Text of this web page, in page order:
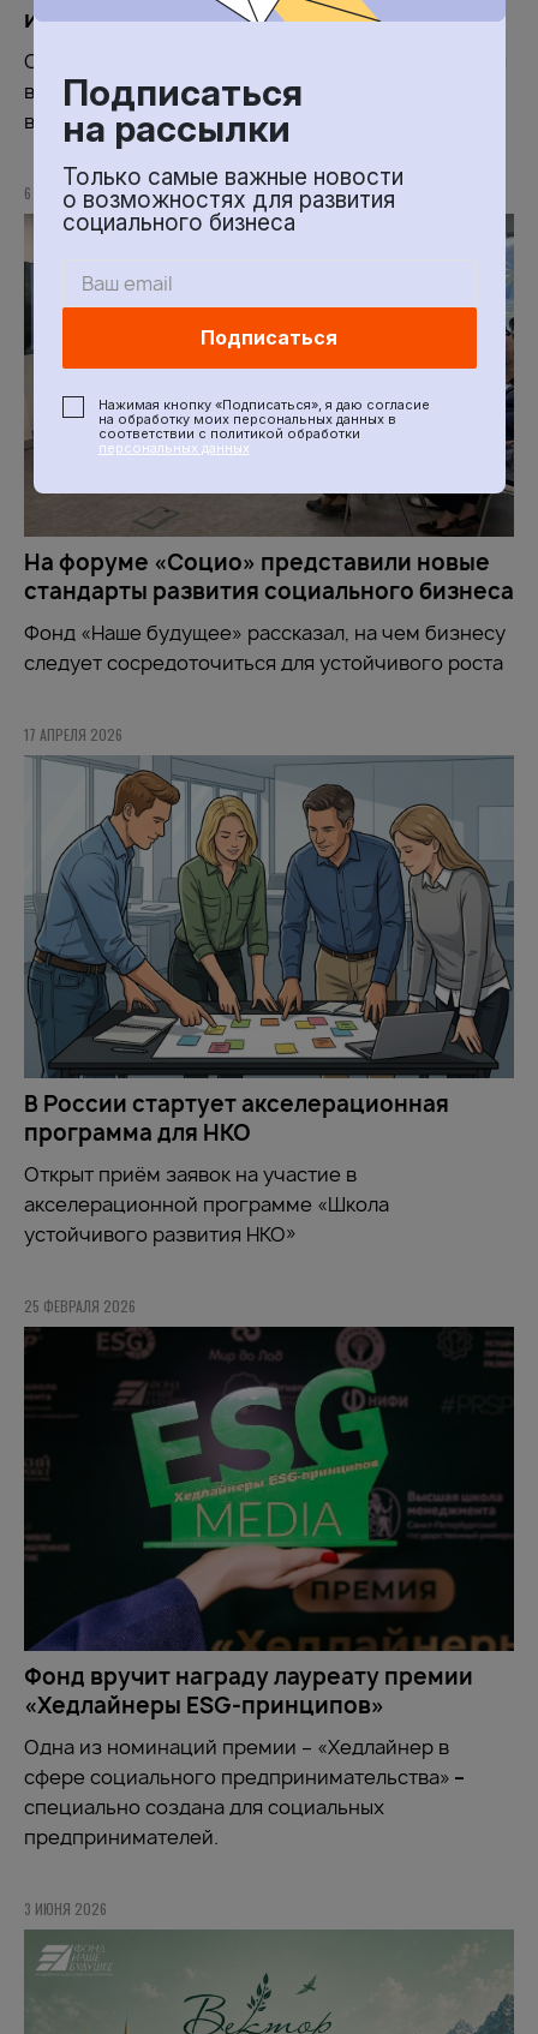
и Премию «Импульс добра»
Официальное письмо за подписью председателя
верхней палаты Валентины Матвиенко поступило
в адрес организатора – Фонда «Наше будущее».
6 МАЯ 2026
На форуме «Социо» представили новые
стандарты развития социального бизнеса
Фонд «Наше будущее» рассказал, на чем бизнесу
следует сосредоточиться для устойчивого роста
17 АПРЕЛЯ 2026
В России стартует акселерационная
программа для НКО
Открыт приём заявок на участие в
акселерационной программе «Школа
устойчивого развития НКО»
25 ФЕВРАЛЯ 2026
Фонд вручит награду лауреату премии
«Хедлайнеры ESG-принципов»
Одна из номинаций премии – «Хедлайнер в
сфере социального предпринимательства» –
специально создана для социальных
предпринимателей.
3 ИЮНЯ 2026
Подписаться
на рассылки
Только самые важные новости
о возможностях для развития
социального бизнеса
Подписаться
Нажимая кнопку «Подписаться», я даю согласие
на обработку моих персональных данных в
соответствии с политикой обработки
персональных данных